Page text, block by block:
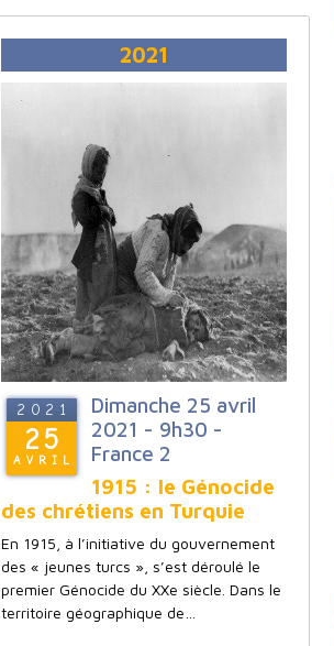
2021
2021
25
AVRIL
Dimanche 25 avril
2021 - 9h30 -
France 2
1915 : le Génocide
des chrétiens en Turquie
En 1915, à l’initiative du gouvernement
des « jeunes turcs », s’est déroulé le
premier Génocide du XXe siècle. Dans le
territoire géographique de…